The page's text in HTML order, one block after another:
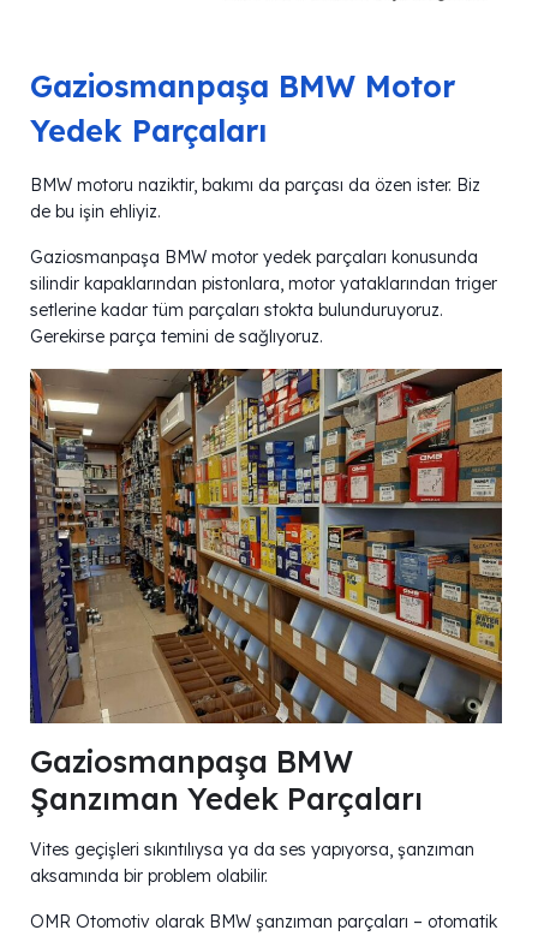
Gaziosmanpaşa BMW Motor
Yedek Parçaları
BMW motoru naziktir, bakımı da parçası da özen ister. Biz
de bu işin ehliyiz.
Gaziosmanpaşa BMW motor yedek parçaları konusunda
silindir kapaklarından pistonlara, motor yataklarından triger
setlerine kadar tüm parçaları stokta bulunduruyoruz.
Gerekirse parça temini de sağlıyoruz.
Gaziosmanpaşa BMW
Şanzıman Yedek Parçaları
Vites geçişleri sıkıntılıysa ya da ses yapıyorsa, şanzıman
aksamında bir problem olabilir.
OMR Otomotiv olarak BMW şanzıman parçaları – otomatik